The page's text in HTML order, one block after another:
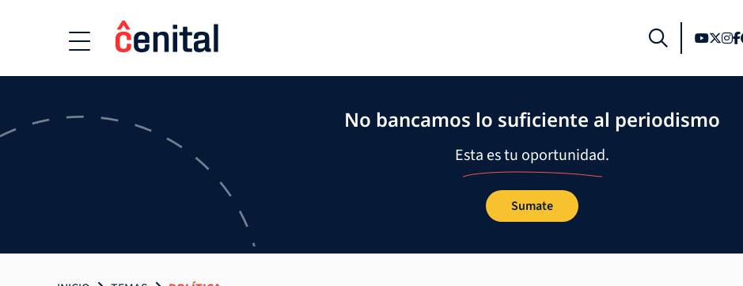
No bancamos lo suficiente al periodismo
Esta es tu oportunidad.
Sumate